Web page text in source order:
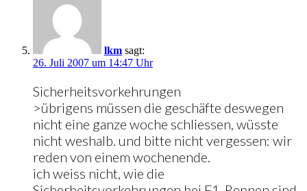
lkm sagt:
26. Juli 2007 um 14:47 Uhr
Sicherheitsvorkehrungen
>übrigens müssen die geschäfte deswegen
nicht eine ganze woche schliessen, wüsste
nicht weshalb. und bitte nicht vergessen: wir
reden von einem wochenende.
ich weiss nicht, wie die